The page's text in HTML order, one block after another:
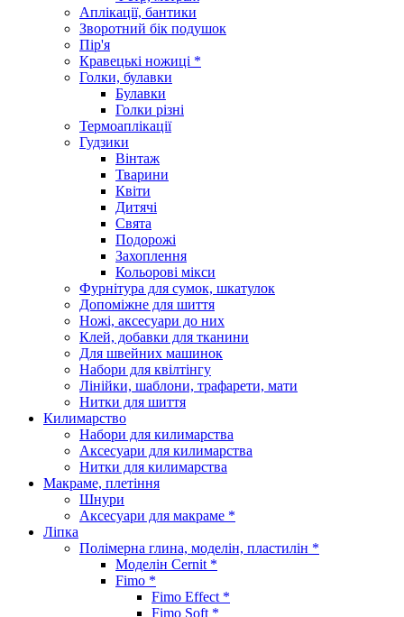
Аплікації, бантики
Зворотний бік подушок
Пір'я
Кравецькі ножиці *
Голки, булавки
Булавки
Голки різні
Термоаплікації
Гудзики
Вінтаж
Тварини
Квіти
Дитячі
Свята
Подорожі
Захоплення
Кольорові мікси
Фурнітура для сумок, шкатулок
Допоміжне для шиття
Ножі, аксесуари до них
Клей, добавки для тканини
Для швейних машинок
Набори для квілтінгу
Лінійки, шаблони, трафарети, мати
Нитки для шиття
Килимарство
Набори для килимарства
Аксесуари для килимарства
Нитки для килимарства
Макраме, плетіння
Шнури
Аксесуари для макраме *
Ліпка
Полімерна глина, моделін, пластилін *
Моделін Cernit *
Fimo *
Fimo Effect *
Fimo Soft *